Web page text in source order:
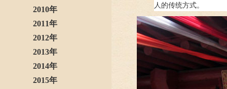
2010年
2011年
2012年
2013年
2014年
2015年
人的传统方式。